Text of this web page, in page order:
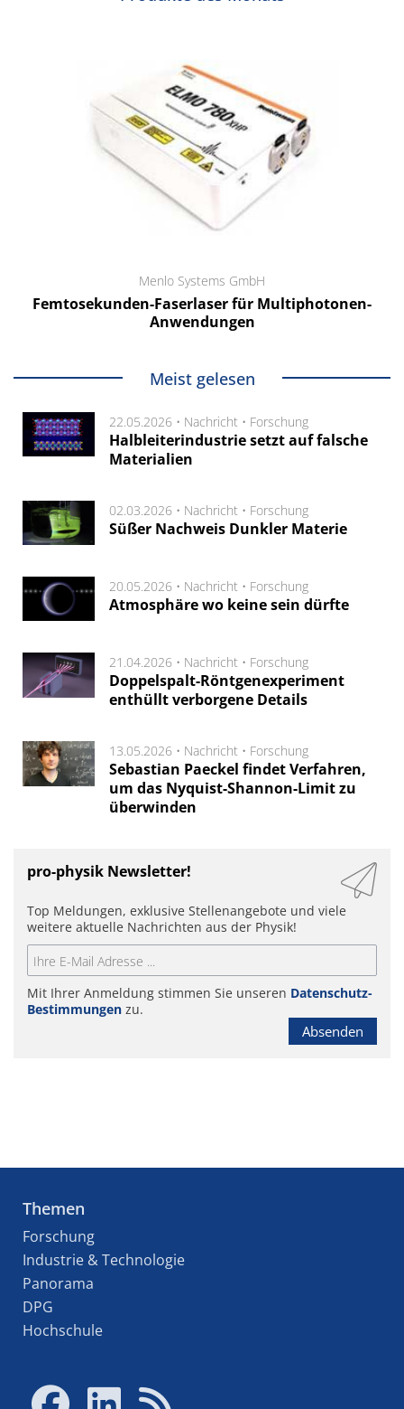
Menlo Systems GmbH
Femtosekunden-Faserlaser für Multiphotonen-
Anwendungen
Meist gelesen
22.05.2026 • Nachricht • Forschung
Halbleiterindustrie setzt auf falsche
Materialien
02.03.2026 • Nachricht • Forschung
Süßer Nachweis Dunkler Materie
20.05.2026 • Nachricht • Forschung
Atmosphäre wo keine sein dürfte
21.04.2026 • Nachricht • Forschung
Doppelspalt-Röntgenexperiment
enthüllt verborgene Details
13.05.2026 • Nachricht • Forschung
Sebastian Paeckel findet Verfahren,
um das Nyquist-Shannon-Limit zu
überwinden
pro-physik Newsletter!
Top Meldungen, exklusive Stellenangebote und viele
weitere aktuelle Nachrichten aus der Physik!
Mit Ihrer Anmeldung stimmen Sie unseren Datenschutz-
Bestimmungen zu.
Absenden
Themen
Forschung
Industrie & Technologie
Panorama
DPG
Hochschule